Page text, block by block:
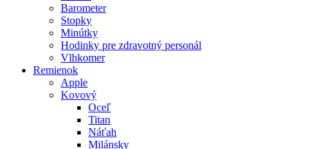
Barometer
Stopky
Minútky
Hodinky pre zdravotný personál
Vlhkomer
Remienok
Apple
Kovový
Oceľ
Titan
Náťah
Milánsky